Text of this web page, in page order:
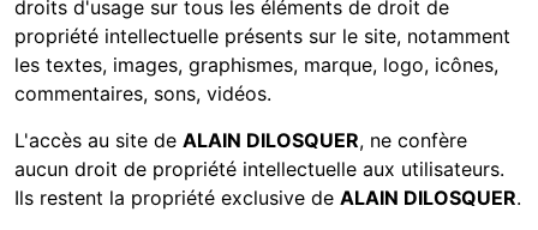
droits d'usage sur tous les éléments de droit de
propriété intellectuelle présents sur le site, notamment
les textes, images, graphismes, marque, logo, icônes,
commentaires, sons, vidéos.
L'accès au site de ALAIN DILOSQUER, ne confère
aucun droit de propriété intellectuelle aux utilisateurs.
Ils restent la propriété exclusive de ALAIN DILOSQUER.